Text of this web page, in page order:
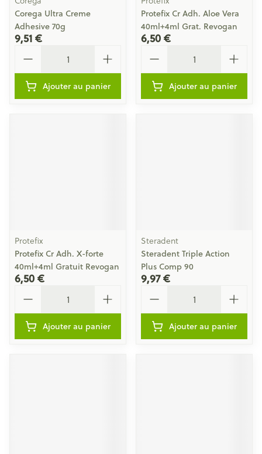
Corega Ultra Creme
Adhesive 70g
9,51 €
Ajouter au panier
Protefix Cr Adh. Aloe Vera
40ml+4ml Grat. Revogan
6,50 €
Ajouter au panier
Protefix
Protefix Cr Adh. X-forte
40ml+4ml Gratuit Revogan
6,50 €
Ajouter au panier
Steradent
Steradent Triple Action
Plus Comp 90
9,97 €
Ajouter au panier